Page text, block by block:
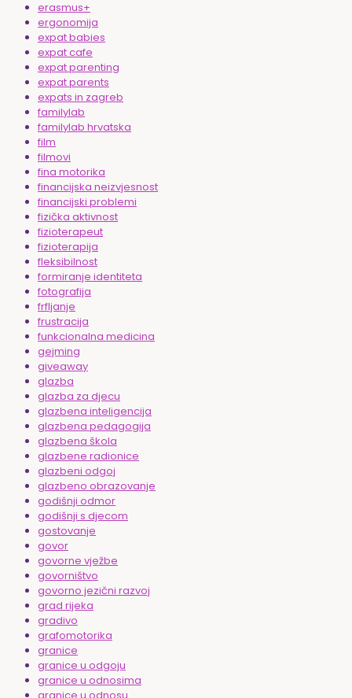
erasmus+
ergonomija
expat babies
expat cafe
expat parenting
expat parents
expats in zagreb
familylab
familylab hrvatska
film
filmovi
fina motorika
financijska neizvjesnost
financijski problemi
fizička aktivnost
fizioterapeut
fizioterapija
fleksibilnost
formiranje identiteta
fotografija
frfljanje
frustracija
funkcionalna medicina
gejming
giveaway
glazba
glazba za djecu
glazbena inteligencija
glazbena pedagogija
glazbena škola
glazbene radionice
glazbeni odgoj
glazbeno obrazovanje
godišnji odmor
godišnji s djecom
gostovanje
govor
govorne vježbe
govorništvo
govorno jezični razvoj
grad rijeka
gradivo
grafomotorika
granice
granice u odgoju
granice u odnosima